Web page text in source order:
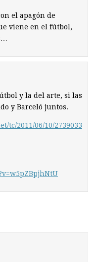
el apagón de
viene en el fútbol,
y la del arte, si las
y Barceló juntos.
tc/2011/06/10/2739033